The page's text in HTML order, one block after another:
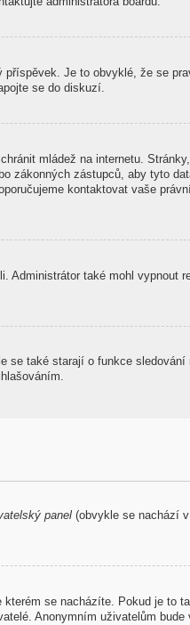
příspěvek. Je to obvyklé, že se
se do diskuzí.
mládež na internetu.
zákonných zástupců, aby tyto
kontaktovat vaše
také mohl vypnout
se také starají o funkce sledování
panel (obvykle se nachází
se nacházíte. Pokud je to
Anonymním uživatelům bude